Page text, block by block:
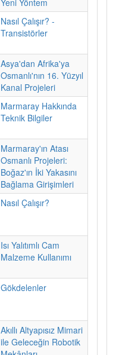
Nasıl Çalışır? -
Transistörler
Asya'dan Afrika'ya
Osmanlı'nın 16. Yüzyıl
Kanal Projeleri
Marmaray Hakkında
Teknik Bilgiler
Marmaray'ın Atası
Osmanlı Projeleri:
Boğaz'ın İki Yakasını
Bağlama Girişimleri
Nasıl Çalışır?
Isı Yalıtımlı Cam
Malzeme Kullanımı
Gökdelenler
Akıllı Altyapısız Mimari
ile Geleceğin Robotik